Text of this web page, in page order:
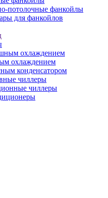
потолочные фанкойлы
для фанкойлов
охлаждением
охлаждением
конденсатором
чиллеры
чиллеры